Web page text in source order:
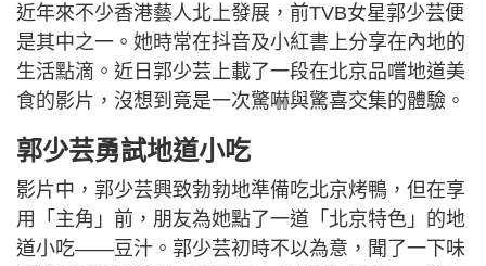
近年來不少香港藝人北上發展，前TVB女星郭少芸便
是其中之一。她時常在抖音及小紅書上分享在內地的
生活點滴。近日郭少芸上載了一段在北京品嚐地道美
食的影片，沒想到竟是一次驚嚇與驚喜交集的體驗。
郭少芸勇試地道小吃
影片中，郭少芸興致勃勃地準備吃北京烤鴨，但在享
用「主角」前，朋友為她點了一道「北京特色」的地
道小吃——豆汁。郭少芸初時不以為意，聞了一下味